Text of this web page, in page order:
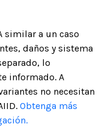
similar a un caso
daños y sistema
lo
informado. A
no necesitan
Obtenga más